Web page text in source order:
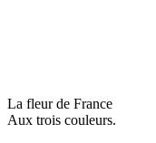
La fleur de France
Aux trois couleurs.